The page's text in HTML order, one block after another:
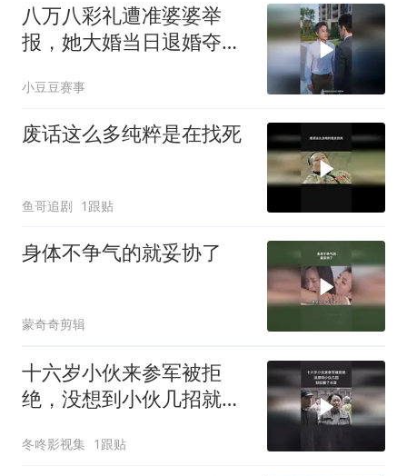
八万八彩礼遭准婆婆举
报，她大婚当日退婚夺回
小豆豆赛事
废话这么多纯粹是在找死
鱼哥追剧 1跟贴
身体不争气的就妥协了
蒙奇奇剪辑
十六岁小伙来参军被拒
绝，没想到小伙几招就征
冬咚影视集 1跟贴